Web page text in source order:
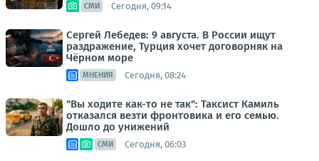
СМИ Сегодня, 09:14
Сергей Лебедев: 9 августа. В России ищут
раздражение, Турция хочет договорняк на
Чёрном море
МНЕНИЯ Сегодня, 08:24
"Вы ходите как-то не так": Таксист Камиль
отказался везти фронтовика и его семью.
Дошло до унижений
СМИ Сегодня, 06:03